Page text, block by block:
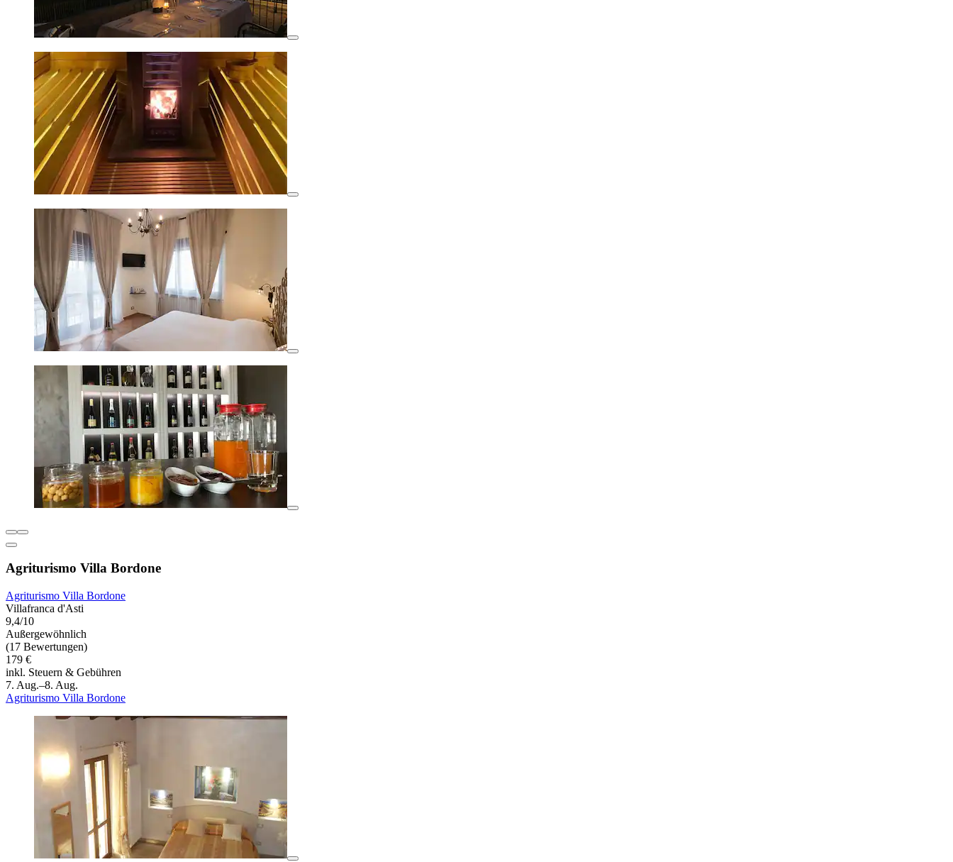
Agriturismo Villa Bordone
Agriturismo Villa Bordone
Villafranca d'Asti
9,4/10
Außergewöhnlich
(17 Bewertungen)
179 €
inkl. Steuern & Gebühren
7. Aug.–8. Aug.
Agriturismo Villa Bordone